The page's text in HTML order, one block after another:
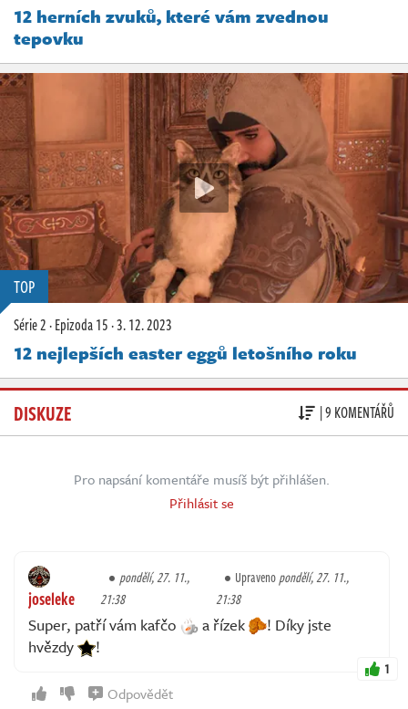
12 herních zvuků, které vám zvednou
tepovku
TOP
Série 2·Epizoda 15·3. 12. 2023
12 nejlepších easter eggů letošního roku
DISKUZE | 9 KOMENTÁŘŮ
Pro napsání komentáře musíš být přihlášen.
Přihlásit se
joseleke
pondělí, 27. 11.,
21:38
Upravenopondělí, 27. 11.,
21:38
Super, patří vám kafčo a řízek
! Díky jste
hvězdy
!
1
Odpovědět